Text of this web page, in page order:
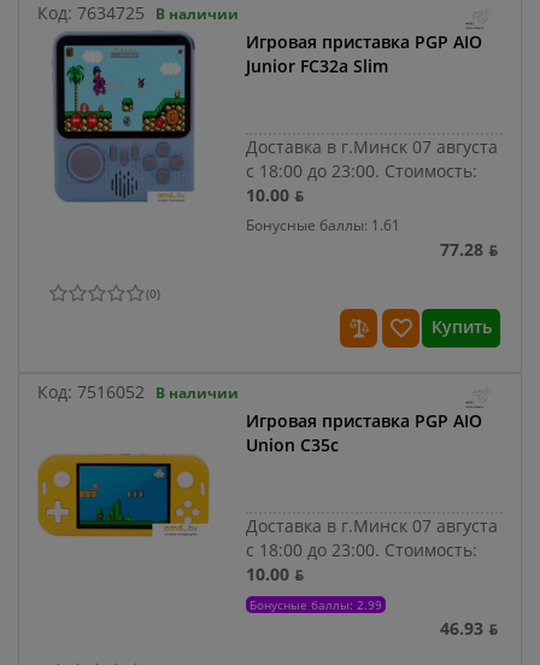
Код: 7634725 В наличии
Игровая приставка PGP AIO
Junior FC32a Slim
Доставка в г.Минск 07 августа
с 18:00 до 23:00. Стоимость:
10.00 ƃ
Бонусные баллы: 1.61
77.28 ƃ
(0)
Купить
Код: 7516052 В наличии
Игровая приставка PGP AIO
Union C35c
Доставка в г.Минск 07 августа
с 18:00 до 23:00. Стоимость:
10.00 ƃ
Бонусные баллы: 2.99
46.93 ƃ